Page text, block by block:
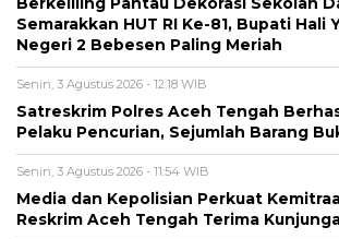
Semarakkan HUT RI Ke-81, Bupati Hali
Negeri 2 Bebesen Paling Meriah
Senin, 3 Agustus 2026 - 12:18 WIB
Satreskrim Polres Aceh Tengah
Pelaku Pencurian, Sejumlah Barang
Senin, 3 Agustus 2026 - 11:54 WIB
Media dan Kepolisian Perkuat
Reskrim Aceh Tengah Terima